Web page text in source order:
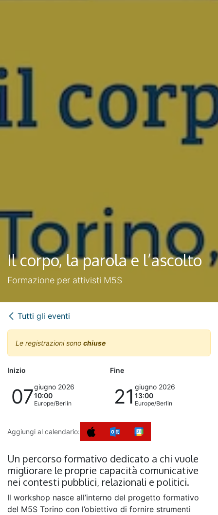
Il corpo, la parola e l’ascolto
Formazione per attivisti M5S
Tutti gli eventi
Le registrazioni sono chiuse
Inizio
07giugno 2026
10:00
Europe/Berlin
Fine
21 giugno 2026
13:00
Europe/Berlin
Aggiungi al calendario:
Un percorso formativo dedicato a chi vuole
migliorare le proprie capacità comunicative
nei contesti pubblici, relazionali e politici.
Il workshop nasce all’interno del progetto formativo
del M5S Torino con l’obiettivo di fornire strumenti